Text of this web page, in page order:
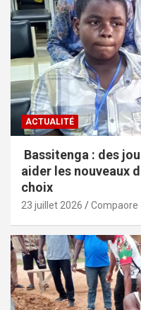
ACTUALITÉ
Bassitenga : des
aider les nouveaux
choix
23 juillet 2026 Compaore